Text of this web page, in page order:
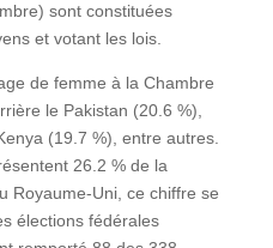
sont constituées
et votant les lois.
de femme à la Chambre
le Pakistan (20.6 %),
(19.7 %), entre autres.
26.2 % de la
Royaume-Uni, ce chiffre se
élections fédérales